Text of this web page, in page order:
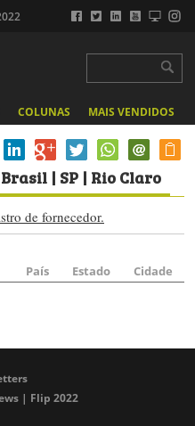
COLUNAS MAIS VENDIDOS
| SP | Rio Claro
de fornecedor.
País Estado Cidade
| Flip 2022